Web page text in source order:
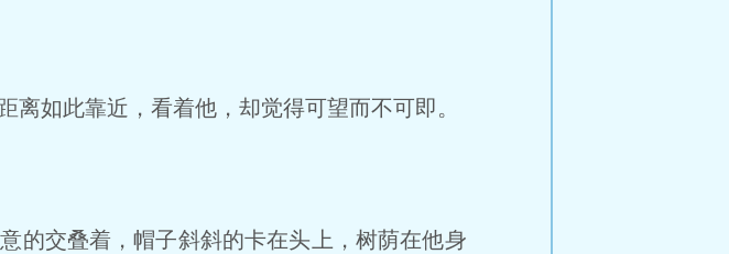
如此靠近，看着他，却觉得可望而不可即。
的交叠着，帽子斜斜的卡在头上，树荫在他身